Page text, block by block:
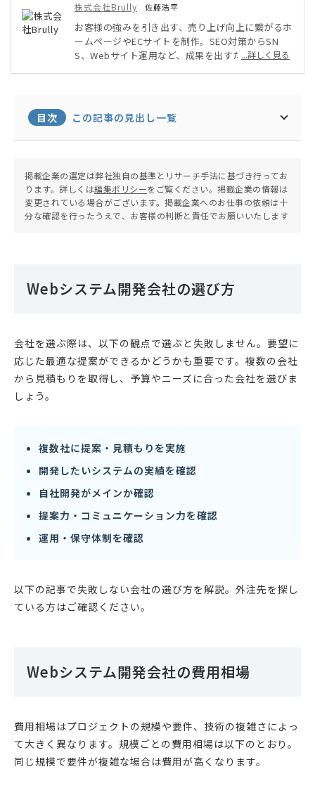
株式会社Brully 佐藤浩平
お客様の強みを引き出す、売り上げ向上に繋がるホ
ームページやECサイトを制作。SEO対策からSN
S、Webサイト運用など、成果を出すためのWEBマ
る。
...詳しく見る
目次 この記事の見出し一覧
掲載企業の選定は弊社独自の基準とリサーチ手法に基づき行ってお
ります。詳しくは編集ポリシーをご覧ください。掲載企業の情報は
変更されている場合がございます。掲載企業へのお仕事の依頼は十
分な確認を行ったうえで、お客様の判断と責任でお願いいたします
Webシステム開発会社の選び方
会社を選ぶ際は、以下の観点で選ぶと失敗しません。要望に
応じた最適な提案ができるかどうかも重要です。複数の会社
から見積もりを取得し、予算やニーズに合った会社を選びま
しょう。
複数社に提案・見積もりを実施
開発したいシステムの実績を確認
自社開発がメインか確認
提案力・コミュニケーション力を確認
運用・保守体制を確認
以下の記事で失敗しない会社の選び方を解説。外注先を探し
ている方はご確認ください。
Webシステム開発会社の費用相場
費用相場はプロジェクトの規模や要件、技術の複雑さによっ
て大きく異なります。規模ごとの費用相場は以下のとおり。
同じ規模で要件が複雑な場合は費用が高くなります。